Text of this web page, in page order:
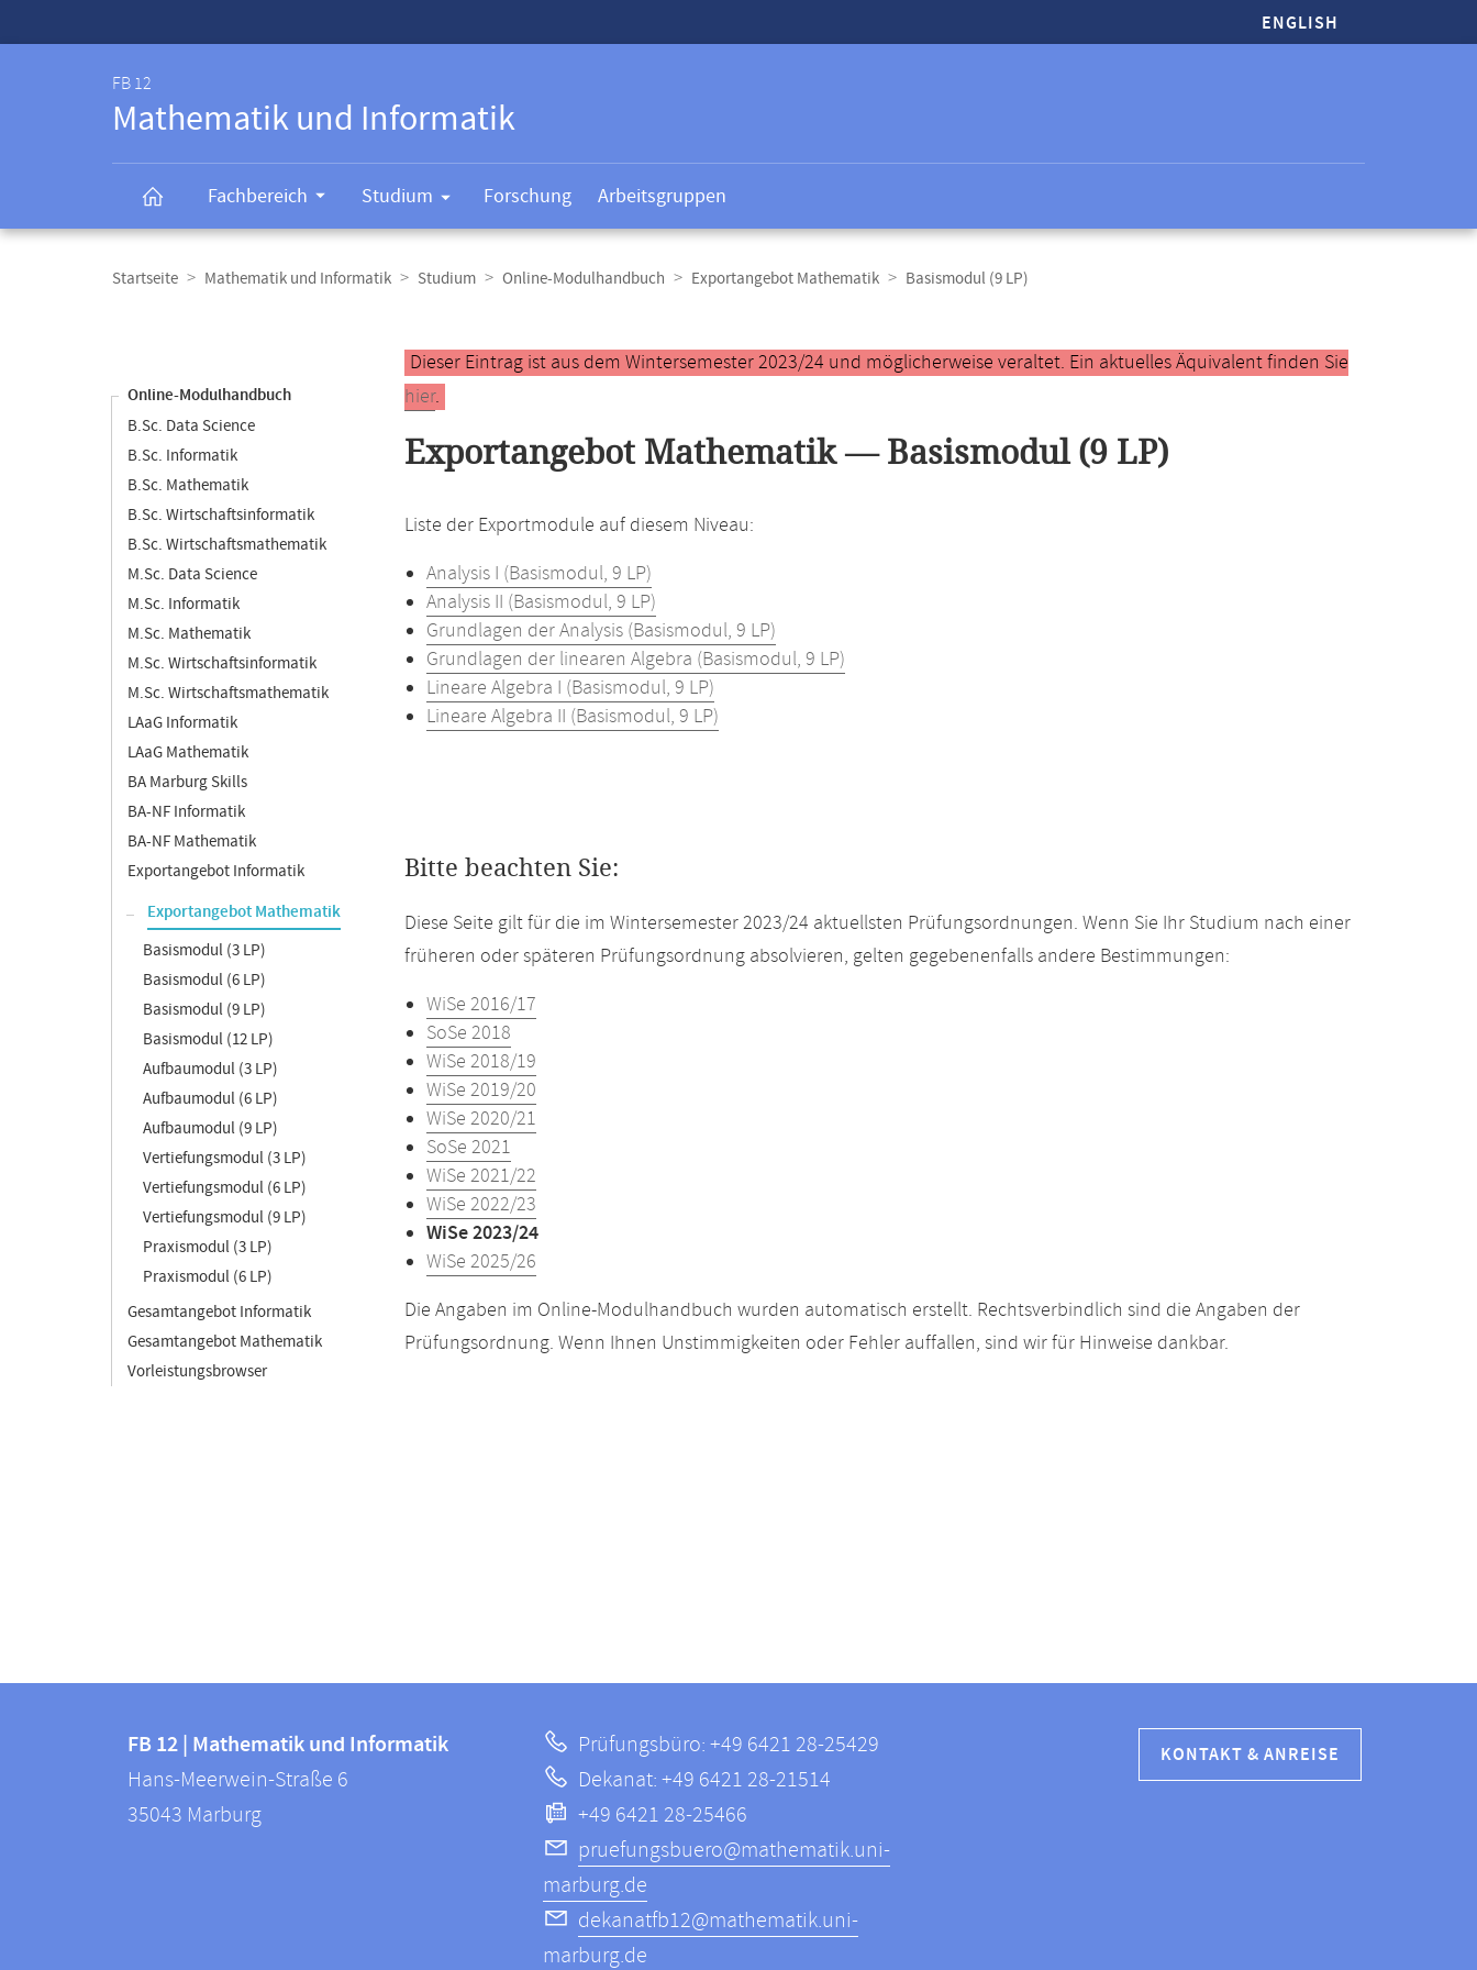
ENGLISH
FB 12
Mathematik und Informatik
Fachbereich Studium Forschung Arbeitsgruppen
Navigation
Startseite Mathematik und Informatik Studium Online-Modulhandbuch Exportangebot Mathematik Basismodul (9 LP)
Online-Modulhandbuch
B.Sc. Data Science
B.Sc. Informatik
B.Sc. Mathematik
B.Sc. Wirtschaftsinformatik
B.Sc. Wirtschaftsmathematik
M.Sc. Data Science
M.Sc. Informatik
M.Sc. Mathematik
M.Sc. Wirtschaftsinformatik
M.Sc. Wirtschaftsmathematik
LAaG Informatik
LAaG Mathematik
BA Marburg Skills
BA-NF Informatik
BA-NF Mathematik
Exportangebot Informatik
Exportangebot Mathematik
Basismodul (3 LP)
Basismodul (6 LP)
Basismodul (9 LP)
Basismodul (12 LP)
Aufbaumodul (3 LP)
Aufbaumodul (6 LP)
Aufbaumodul (9 LP)
Vertiefungsmodul (3 LP)
Vertiefungsmodul (6 LP)
Vertiefungsmodul (9 LP)
Praxismodul (3 LP)
Praxismodul (6 LP)
Gesamtangebot Informatik
Gesamtangebot Mathematik
Vorleistungsbrowser
Hauptinhalt
Dieser Eintrag ist aus dem Wintersemester 2023/24 und möglicherweise veraltet. Ein aktuelles Äquivalent finden Sie
hier.
Exportangebot Mathematik — Basismodul (9 LP)
Liste der Exportmodule auf diesem Niveau:
Analysis I (Basismodul, 9 LP)
Analysis II (Basismodul, 9 LP)
Grundlagen der Analysis (Basismodul, 9 LP)
Grundlagen der linearen Algebra (Basismodul, 9 LP)
Lineare Algebra I (Basismodul, 9 LP)
Lineare Algebra II (Basismodul, 9 LP)
Bitte beachten Sie:
Diese Seite gilt für die im Wintersemester 2023/24 aktuellsten Prüfungsordnungen. Wenn Sie Ihr Studium nach einer
früheren oder späteren Prüfungsordnung absolvieren, gelten gegebenenfalls andere Bestimmungen:
WiSe 2016/17
SoSe 2018
WiSe 2018/19
WiSe 2019/20
WiSe 2020/21
SoSe 2021
WiSe 2021/22
WiSe 2022/23
WiSe 2023/24
WiSe 2025/26
Die Angaben im Online-Modulhandbuch wurden automatisch erstellt. Rechtsverbindlich sind die Angaben der
Prüfungsordnung. Wenn Ihnen Unstimmigkeiten oder Fehler auffallen, sind wir für Hinweise dankbar.
Informationen
FB
12
FB 12 | Mathematik und Informatik
Hans-Meerwein-Straße 6
35043 Marburg
Prüfungsbüro: +49 6421 28-25429
Dekanat: +49 6421 28-21514
+49 6421 28-25466
pruefungsbuero@mathematik.uni-
marburg.de
dekanatfb12@mathematik.uni-
marburg.de
KONTAKT & ANREISE